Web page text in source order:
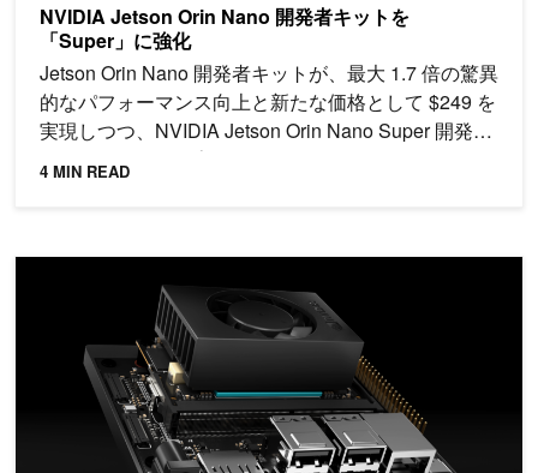
NVIDIA Jetson Orin Nano 開発者キットを
「Super」に強化
Jetson Orin Nano 開発者キットが、最大 1.7 倍の驚異
的なパフォーマンス向上と新たな価格として $249 を
実現しつつ、NVIDIA Jetson Orin Nano Super 開発者
キットへと名称が変更されました。
4 MIN READ